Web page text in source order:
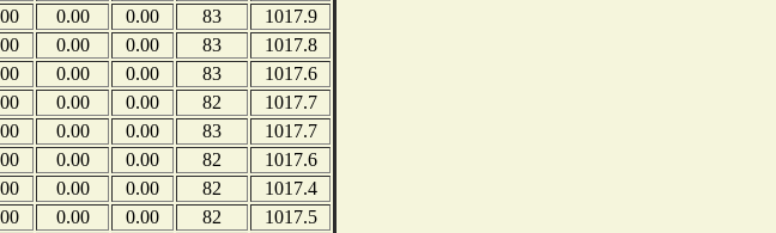
0.00 0.00 83
1017.9
0.00 0.00 83
1017.8
0.00 0.00 83
1017.6
0.00 0.00 82
1017.7
0.00 0.00 83
1017.7
0.00 0.00 82
1017.6
0.00 0.00 82
1017.4
0.00 0.00 82
1017.5